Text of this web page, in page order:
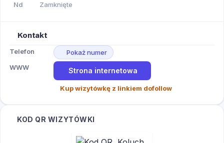
Nd Zamknięte
Kontakt
Telefon
Pokaż numer
WWW
Strona internetowa
Kup wizytówkę z linkiem dofollow
KOD QR WIZYTÓWKI